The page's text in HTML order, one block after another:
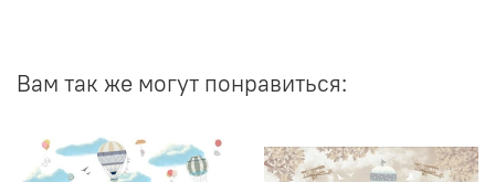
Вам так же могут понравиться: